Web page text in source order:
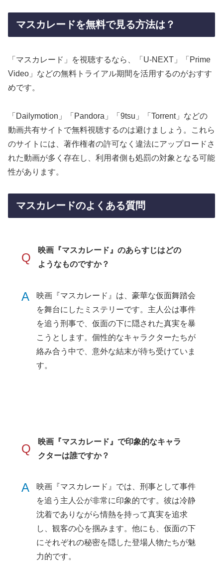
マスカレードを無料で見る方法は？
「マスカレード」を視聴するなら、「U-NEXT」「Prime
Video」などの無料トライアル期間を活用するのがおすす
めです。
「Dailymotion」「Pandora」「9tsu」「Torrent」などの
動画共有サイトで無料視聴するのは避けましょう。これら
のサイトには、著作権者の許可なく違法にアップロードさ
れた動画が多く存在し、利用者側も処罰の対象となる可能
性があります。
マスカレードのよくある質問
Q
映画『マスカレード』のあらすじはどの
ようなものですか？
A
映画『マスカレード』は、豪華な仮面舞踏会
を舞台にしたミステリーです。主人公は事件
を追う刑事で、仮面の下に隠された真実を暴
こうとします。個性的なキャラクターたちが
絡み合う中で、意外な結末が待ち受けていま
す。
Q
映画『マスカレード』で印象的なキャラ
クターは誰ですか？
A
映画『マスカレード』では、刑事として事件
を追う主人公が非常に印象的です。彼は冷静
沈着でありながら情熱を持って真実を追求
し、観客の心を掴みます。他にも、仮面の下
にそれぞれの秘密を隠した登場人物たちが魅
力的です。